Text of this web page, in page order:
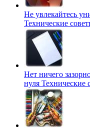
Не увлекайтесь
Технические
Нет ничего
нуля Технические